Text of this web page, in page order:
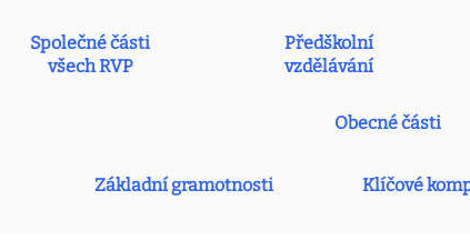
Společné části
všech RVP
Předškolní
vzdělávání
Obecné části
Základní gramotnosti Klíčové